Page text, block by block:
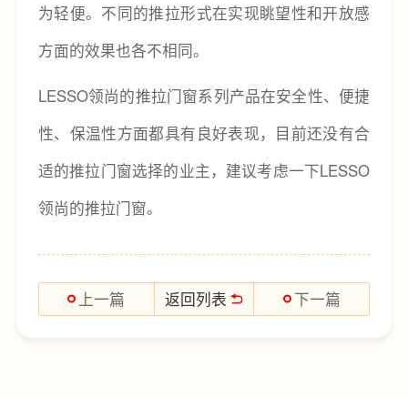
为轻便。不同的推拉形式在实现眺望性和开放感
方面的效果也各不相同。
LESSO领尚的推拉门窗系列产品在安全性、便捷
性、保温性方面都具有良好表现，目前还没有合
适的推拉门窗选择的业主，建议考虑一下LESSO
领尚的推拉门窗。
上一篇 返回列表 下一篇